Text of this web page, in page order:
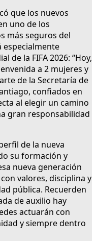
que los nuevos
uno de los
más seguros del
especialmente
de la FIFA 2026: “Hoy,
a 2 mujeres y
de la Secretaría de
confiados en
al elegir un camino
gran responsabilidad
de la nueva
su formación y
nueva generación
valores, disciplina y
pública. Recuerden
de auxilio hay
actuarán con
y siempre dentro